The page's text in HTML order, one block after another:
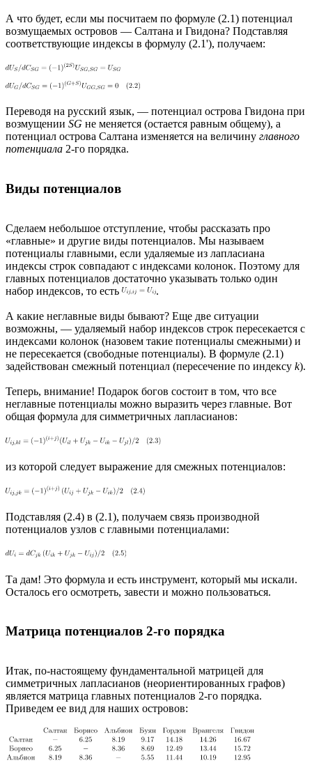
А что будет, если мы посчитаем по формуле (2.1) потенциал
возмущаемых островов — Салтана и Гвидона? Подставляя
соответствующие индексы в формулу (2.1'), получаем:
Переводя на русский язык, — потенциал острова Гвидона при
возмущении SG не меняется (остается равным общему), а
потенциал острова Салтана изменяется на величину главного
потенциала 2-го порядка.
Виды потенциалов
Сделаем небольшое отступление, чтобы рассказать про
«главные» и другие виды потенциалов. Мы называем
потенциалы главными, если удаляемые из лапласиана
индексы строк совпадают с индексами колонок. Поэтому для
главных потенциалов достаточно указывать только один
набор индексов, то есть
.
А какие неглавные виды бывают? Еще две ситуации
возможны, — удаляемый набор индексов строк пересекается с
индексами колонок (назовем такие потенциалы смежными) и
не пересекается (свободные потенциалы). В формуле (2.1)
задействован смежный потенциал (пересечение по индексу k).
Теперь, внимание! Подарок богов состоит в том, что все
неглавные потенциалы можно выразить через главные. Вот
общая формула для симметричных лапласианов:
из которой следует выражение для смежных потенциалов:
Подставляя (2.4) в (2.1), получаем связь производной
потенциалов узлов с главными потенциалами:
Та дам! Это формула и есть инструмент, который мы искали.
Осталось его осмотреть, завести и можно пользоваться.
Матрица потенциалов 2-го порядка
Итак, по-настоящему фундаментальной матрицей для
симметричных лапласианов (неориентированных графов)
является матрица главных потенциалов 2-го порядка.
Приведем ее вид для наших островов: